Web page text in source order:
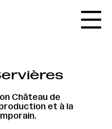
Château de
et à la